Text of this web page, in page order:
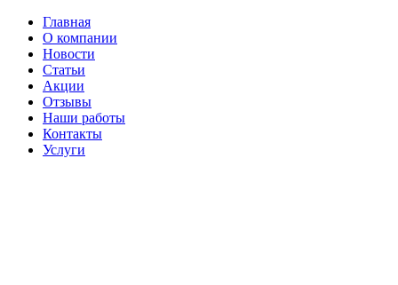
Главная
О компании
Новости
Статьи
Акции
Отзывы
Наши работы
Контакты
Услуги